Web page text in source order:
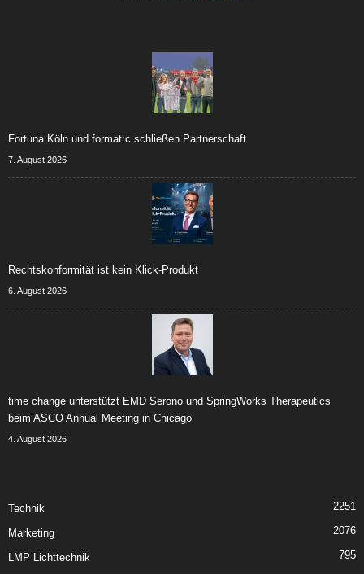
Fortuna Köln und format:c schließen Partnerschaft
7. August 2026
Rechtskonformität ist kein Klick-Produkt
6. August 2026
time change unterstützt EMD Serono und SpringWorks Therapeutics
beim ASCO Annual Meeting in Chicago
4. August 2026
Technik 2251
Marketing 2076
LMP Lichttechnik
795